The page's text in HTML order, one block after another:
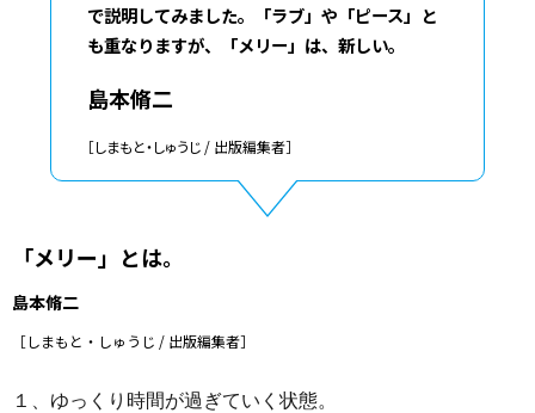
で説明してみました。「ラブ」や「ピース」と
も重なりますが、「メリー」は、新しい。
島本脩二
［しまもと・しゅうじ / 出版編集者］
「メリー」とは。
島本脩二
［しまもと・しゅうじ / 出版編集者］
１、ゆっくり時間が過ぎていく状態。